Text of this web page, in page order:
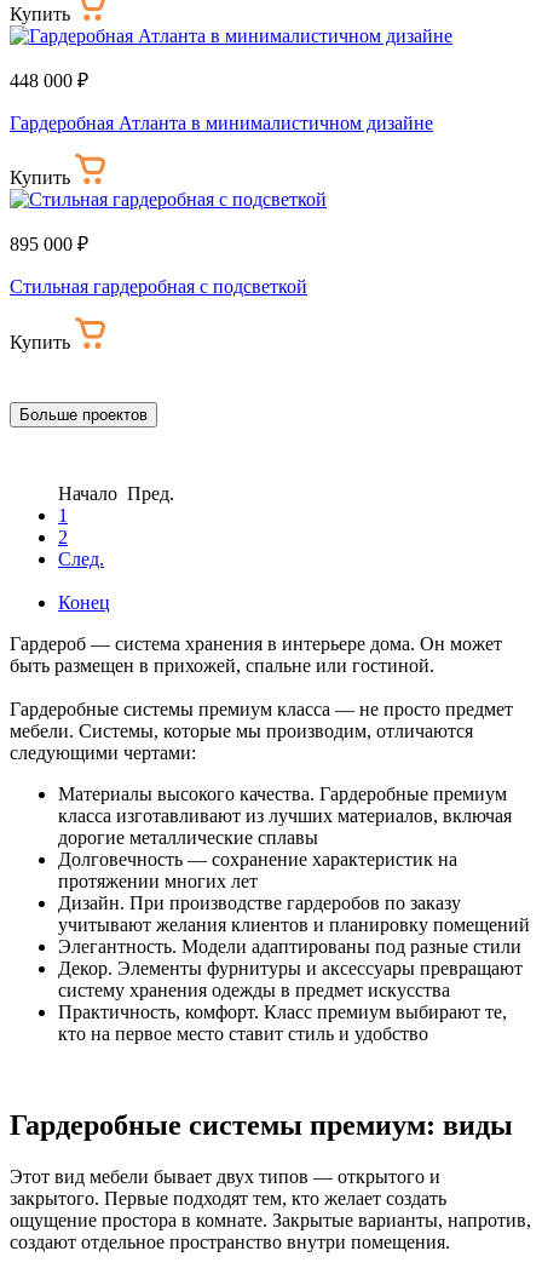
Купить
448 000 ₽
Гардеробная Атланта в минималистичном дизайне
Купить
895 000 ₽
Стильная гардеробная с подсветкой
Купить
Больше проектов
Начало Пред.
1
2
След.
Конец
Гардероб — система хранения в интерьере дома. Он может
быть размещен в прихожей, спальне или гостиной.
Гардеробные системы премиум класса — не просто предмет
мебели. Системы, которые мы производим, отличаются
следующими чертами:
Материалы высокого качества. Гардеробные премиум
класса изготавливают из лучших материалов, включая
дорогие металлические сплавы
Долговечность — сохранение характеристик на
протяжении многих лет
Дизайн. При производстве гардеробов по заказу
учитывают желания клиентов и планировку помещений
Элегантность. Модели адаптированы под разные стили
Декор. Элементы фурнитуры и аксессуары превращают
систему хранения одежды в предмет искусства
Практичность, комфорт. Класс премиум выбирают те,
кто на первое место ставит стиль и удобство
Гардеробные системы премиум: виды
Этот вид мебели бывает двух типов — открытого и
закрытого. Первые подходят тем, кто желает создать
ощущение простора в комнате. Закрытые варианты, напротив,
создают отдельное пространство внутри помещения.